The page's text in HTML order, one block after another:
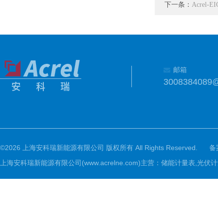
下一条： Acrel-
邮箱
©2026 上海安科瑞新能源有限公司 版权所有 All Rights Reserved.
备
上海安科瑞新能源有限公司(www.acrelne.com)主营：储能计量表,光伏